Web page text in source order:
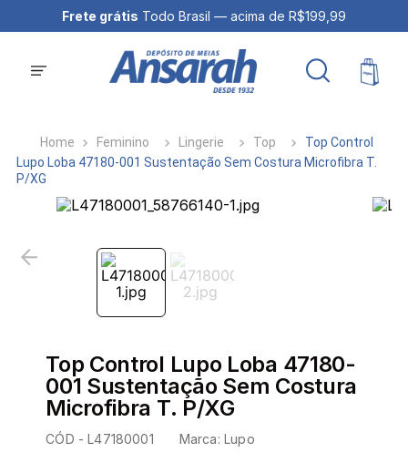
Frete grátis Todo Brasil — acima de R$199,99
Feminino Lingerie Top
Top Control
Lupo Loba 47180-001 Sustentação Sem Costura Microfibra T.
P/XG
Top Control Lupo Loba 47180-
001 Sustentação Sem Costura
Microfibra T. P/XG
CÓD -L47180001 Marca:Lupo